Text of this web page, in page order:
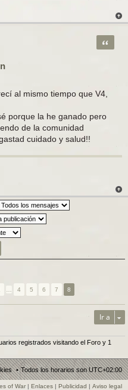
Citar
al mismo tiempo que V4,
porque la he ganado pero
de la comunidad
cuidado y salud!!
… 4 5 6 7 8
Ir a
registrados visitando el Foro y 1
Todos los horarios sonUTC+02:00
of War | Enlaces | Publicidad | Aviso legal